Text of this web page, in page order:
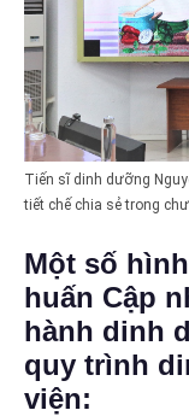
Tiến sĩ dinh dưỡng
tiết chế chia sẻ trong
Một số
huấn Cập
hành dinh
quy trình
viện: